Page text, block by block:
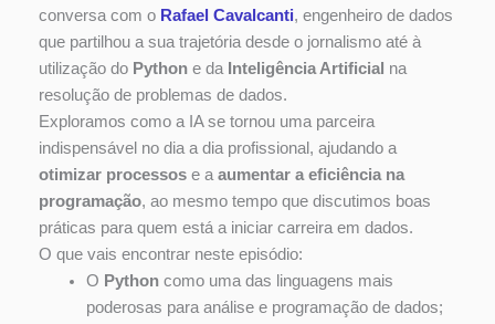
conversa com o Rafael Cavalcanti, engenheiro de dados
que partilhou a sua trajetória desde o jornalismo até à
utilização do Pythone da Inteligência Artificial na
resolução de problemas de dados.
Exploramos como a IA se tornou uma parceira
indispensável no dia a dia profissional, ajudando a
otimizar processose a aumentar a eficiência na
programação, ao mesmo tempo que discutimos boas
práticas para quem está a iniciar carreira em dados.
O que vais encontrar neste episódio:
O Python como uma das linguagens mais
poderosas para análise e programação de dados;